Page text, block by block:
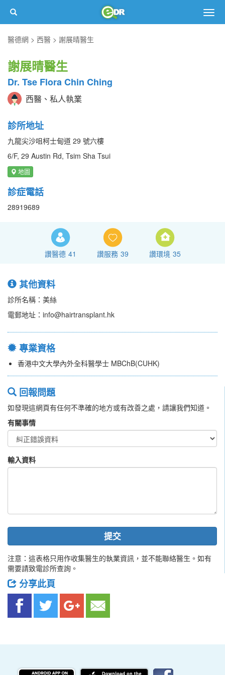
醫德網
西醫 謝展晴醫生
謝展晴醫生
Dr. Tse Flora Chin Ching
西醫、私人執業
診所地址
九龍尖沙咀柯士甸道 29 號六樓
6/F, 29 Austin Rd, Tsim Sha Tsui
地圖
診症電話
28919689
讚醫德 41 讚服務 39 讚環境 35
其他資料
診所名稱：美絲
電郵地址：info@hairtransplant.hk
專業資格
香港中文大學內外全科醫學士 MBChB(CUHK)
回報問題
如發現這網頁有任何不準確的地方或有改善之處，請讓我們知道。
有關事情
輸入資料
提交
注意：這表格只用作收集醫生的執業資訊，並不能聯絡醫生。如有
需要請致電診所查詢。
分享此頁